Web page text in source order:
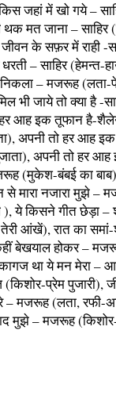
जहां में खो गये –
मत जाना – साहिर
के सफ़र में राही -
– साहिर (हेमन्त-
निकला – मजरूह
भी जाये तो क्या है -
हर आह इक तूफान है-
अपनी तो हर आह
अपनी तो हर
(मुकेश-बंबई का
मारा नजारा मुझे –
ये किसने गीत छेड़ा –
आंखें), रात का समां-
बेखयाल होकर –
था ये मन मेरा –
प्रेम पुजारी),
– मजरूह (लता, रफी-
मुझे – मजरूह